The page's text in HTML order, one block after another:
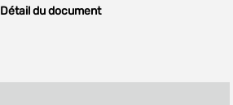
Détail du document